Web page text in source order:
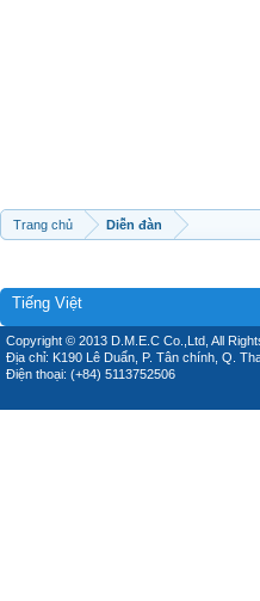
Trang chủ Diễn đàn
Tiếng Việt
Copyright © 2013 D.M.E.C Co.,Ltd, All
Địa chỉ: K190 Lê Duẩn, P. Tân chính, Q.
Điện thoại: (+84) 5113752506